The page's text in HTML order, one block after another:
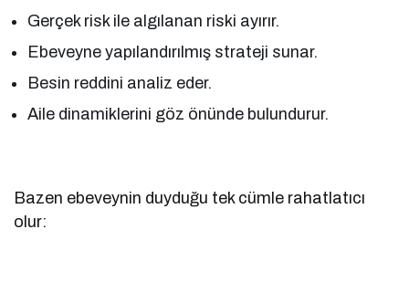
Gerçek risk ile algılanan riski ayırır.
Ebeveyne yapılandırılmış strateji sunar.
Besin reddini analiz eder.
Aile dinamiklerini göz önünde bulundurur.
Bazen ebeveynin duyduğu tek cümle rahatlatıcı
olur: